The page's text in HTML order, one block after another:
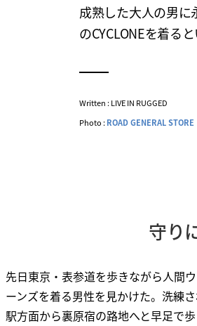
成熟した大人の男に
のCYCLONEを着る
Written : LIVE IN RUGGED
Photo :ROAD GENERAL STORE
守り
先日東京・表参道を歩きながら人間
ーンズを着る男性を見かけた。洗練
駅方面から裏原宿の路地へと早足で